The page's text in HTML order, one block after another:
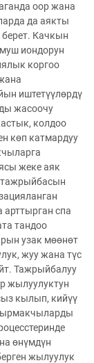
оор жана
да аякты
Качкын
иондорун
коргоо
иштетүүлөрдү
жасоочу
колдоо
көп катмардуу
жеке аяк
тажрыйбасын
арттырган спа
тандоо
узак мөөнөт
жуу жана түс
Тажрыйбалуу
жылуулуктун
кылып, кийүү
өнүмдүн
жылуулук